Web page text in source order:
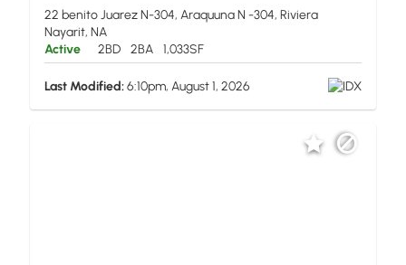
22 benito Juarez N-304, Araquuna N -304, Riviera
Nayarit, NA
Active
2BD 2BA 1,033SF
Last Modified:6:10pm, August 1, 2026